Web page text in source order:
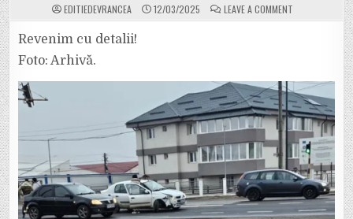
EDITIEDEVRANCEA 12/03/2025 LEAVE A COMMENT
ACUM.
AUTOTURISME
DAR
ȘI
UN
MOTOCICLIST
RĂNIT.
EVITAȚI
ZONA.
TRAFIC
PARȚIAL
BLOCAT.
Revenim cu detalii!
Foto: Arhivă.